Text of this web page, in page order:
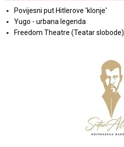
Povijesni put Hitlerove 'klonje'
Yugo - urbana legenda
Freedom Theatre (Teatar slobode)